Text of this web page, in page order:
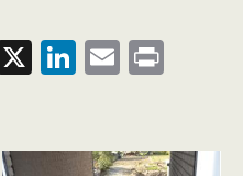
X LinkedIn
Email